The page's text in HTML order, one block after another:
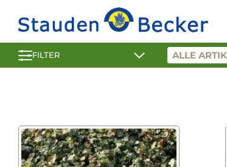
FILTER